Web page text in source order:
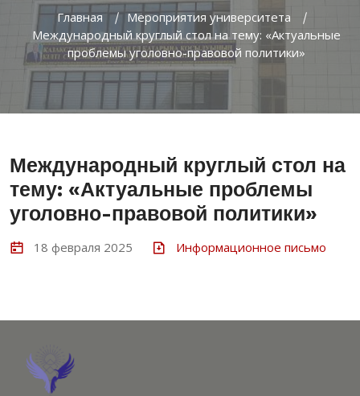
Главная
Мероприятия университета
Международный круглый стол на тему: «Актуальные
проблемы уголовно-правовой политики»
Международный круглый стол на
тему: «Актуальные проблемы
уголовно-правовой политики»
18 февраля 2025 Информационное письмо